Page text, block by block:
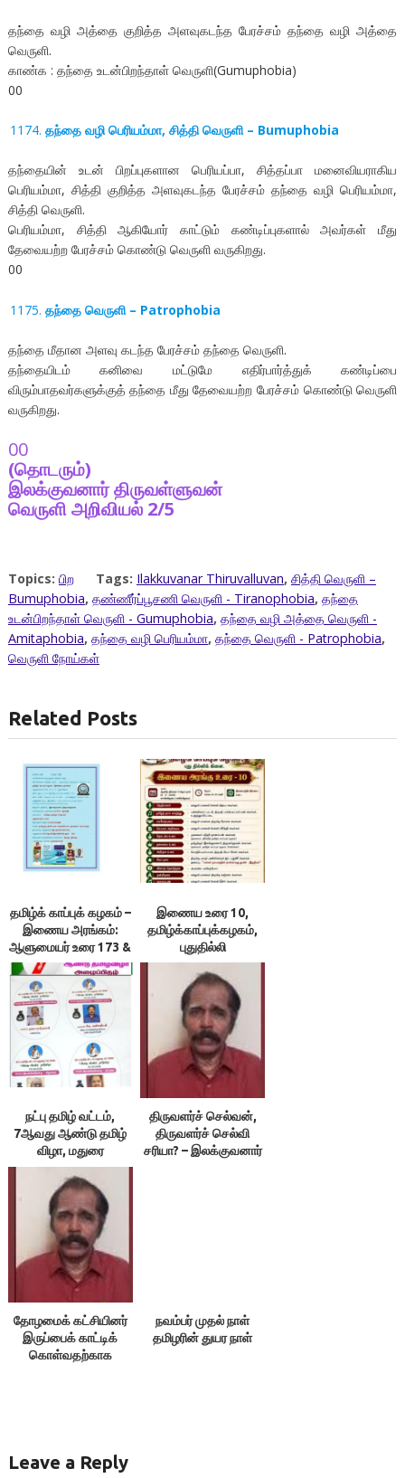
தந்தை வழி அத்தை குறித்த அளவுகடந்த பேரச்சம் தந்தை வழி அத்தை
வெருளி.
காண்க : தந்தை உடன்பிறந்தாள் வெருளி(Gumuphobia)
00
தந்தை வழி பெரியம்மா, சித்தி வெருளி – Bumuphobia
தந்தையின் உடன் பிறப்புகளான பெரியப்பா, சித்தப்பா மனைவியராகிய
பெரியம்மா, சித்தி குறித்த அளவுகடந்த பேரச்சம் தந்தை வழி பெரியம்மா,
சித்தி வெருளி.
பெரியம்மா, சித்தி ஆகியோர் காட்டும் கண்டிப்புகளால் அவர்கள் மீது
தேவையற்ற பேரச்சம் கொண்டு வெருளி வருகிறது.
00
தந்தை வெருளி – Patrophobia
தந்தை மீதான அளவு கடந்த பேரச்சம் தந்தை வெருளி.
தந்தையிடம் கனிவை மட்டுமே எதிர்பார்த்துக் கண்டிப்பை
விரும்பாதவர்களுக்குத் தந்தை மீது தேவையற்ற பேரச்சம் கொண்டு வெருளி
வருகிறது.
00
(தொடரும்)
இலக்குவனார் திருவள்ளுவன்
வெருளி அறிவியல் 2/5
Topics: பிற Tags: Ilakkuvanar Thiruvalluvan, சித்தி வெருளி –
Bumuphobia, தண்ணீர்ப்பூசணி வெருளி - Tiranophobia, தந்தை
உடன்பிறந்தாள் வெருளி - Gumuphobia, தந்தை வழி அத்தை வெருளி -
Amitaphobia, தந்தை வழி பெரியம்மா, தந்தை வெருளி - Patrophobia,
வெருளி நோய்கள்
Related Posts
தமிழ்க் காப்புக் கழகம் –
இணைய அரங்கம்:
ஆளுமையர் உரை 173 &
174 ; நூலரங்கம்
இணைய உரை 10,
தமிழ்க்காப்புக்கழகம்,
புதுதில்லி
நட்பு தமிழ் வட்டம்,
7ஆவது ஆண்டு தமிழ்
விழா, மதுரை
திருவளர்ச் செல்வன்,
திருவளர்ச் செல்வி
சரியா? – இலக்குவனார்
தோழமைக் கட்சியினர்
இருப்பைக் காட்டிக்
கொள்வதற்காக
நவம்பர் முதல் நாள்
தமிழரின் துயர நாள்
Leave a Reply